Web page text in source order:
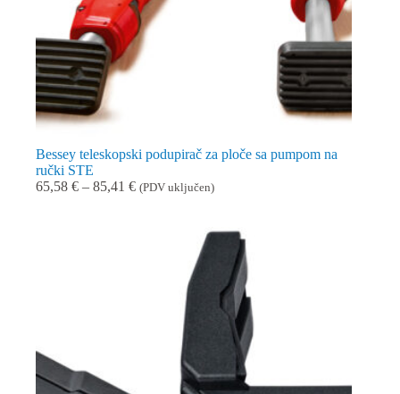
Bessey teleskopski podupirač za ploče sa pumpom na
ručki STE
65,58 € – 85,41 €Raspon
(PDV uključen)